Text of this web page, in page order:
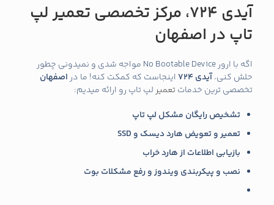
آیدی 724، مرکز تخصصی تعمیر لپ‌
تاپ در اصفهان
اگه با ارور No Bootable Device مواجه شدی و نمیدونی چطور
حلش کنی،آیدی 724 اینجاست که کمکت کنه! ما در اصفهان
تخصصی‌ ترین خدمات تعمیر لپ‌ تاپ رو ارائه میدیم:
تشخیص رایگان مشکل لپ‌ تاپ
تعمیر و تعویض هارد دیسک و SSD
بازیابی اطلاعات از هارد خراب
نصب و پیکربندی ویندوز و رفع مشکلات بوت